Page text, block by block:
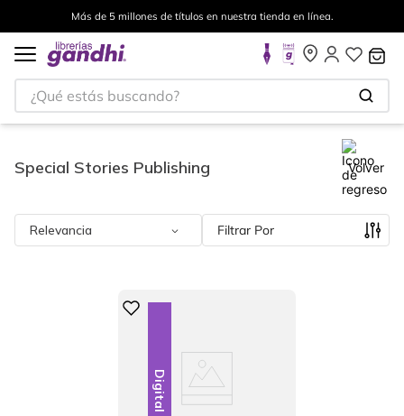
Más de 5 millones de títulos en nuestra tienda en línea.
¿Qué estás buscando?
Special Stories Publishing Volver
Relevancia Filtrar
Digital